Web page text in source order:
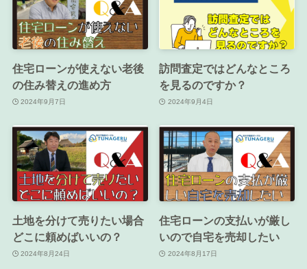
住宅ローンが使えない老後
の住み替えの進め方
2024年9月7日
訪問査定ではどんなところ
を見るのですか？
2024年9月4日
土地を分けて売りたい場合
どこに頼めばいいの？
2024年8月24日
住宅ローンの支払いが厳し
いので自宅を売却したい
2024年8月17日